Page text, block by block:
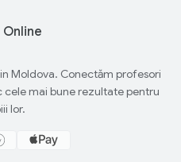
Online
Moldova. Conectăm profesori
mai bune rezultate pentru
lor.